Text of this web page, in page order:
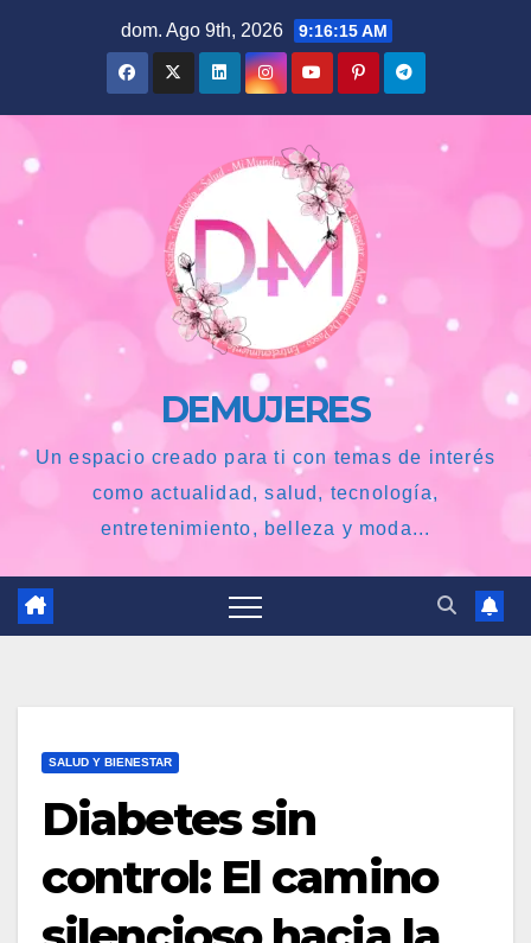
dom. Ago 9th, 2026 9:16:16 AM
DEMUJERES
Un espacio creado para ti con temas de interés
como actualidad, salud, tecnología,
entretenimiento, belleza y moda...
SALUD Y BIENESTAR
Diabetes sin
control: El camino